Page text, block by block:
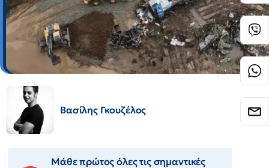
Βασίλης Γκουζέλος
Μάθε πρώτος όλες τις σημαντικές